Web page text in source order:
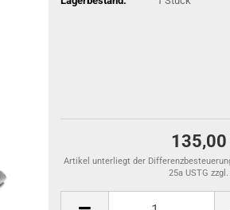
135,00
Artikel unterliegt der
25a USTG zzgl.